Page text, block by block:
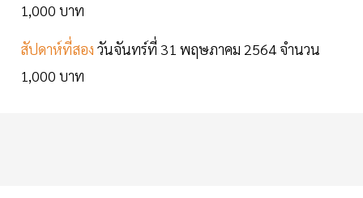
1,000 บาท
สัปดาห์ที่สอง วันจันทร์ที่ 31 พฤษภาคม 2564 จำนวน
1,000 บาท